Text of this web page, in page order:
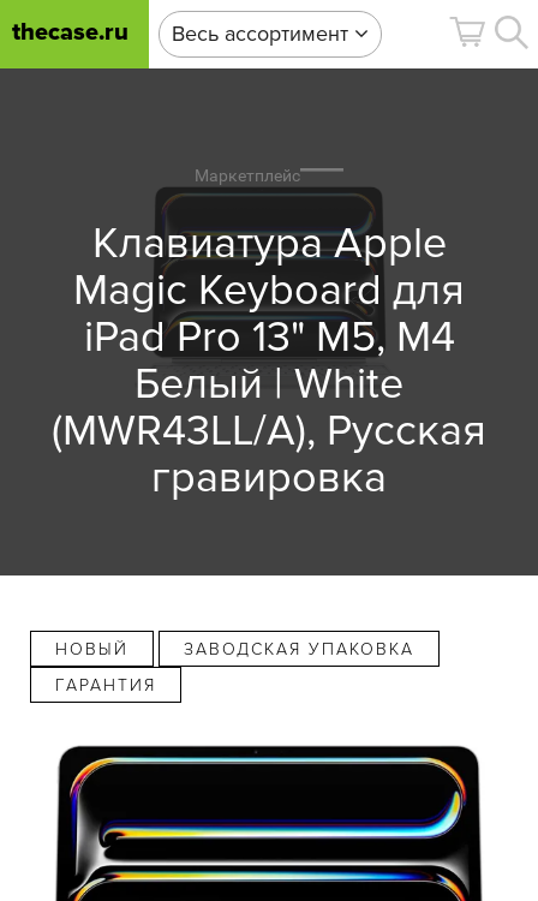
thecase.ru Весь ассортимент
Маркетплейс
Клавиатура Apple
Magic Keyboard для
iPad Pro 13" M5, M4
Белый | White
(MWR43LL/A), Русская
гравировка
НОВЫЙ
ЗАВОДСКАЯ УПАКОВКА
ГАРАНТИЯ